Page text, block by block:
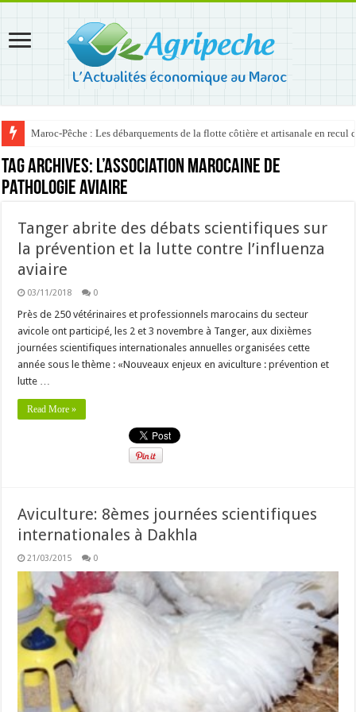
Maroc-Pêche : Les débarquements de la flotte côtière et artisanale en recul
Tag Archives: l’Association marocaine de
pathologie aviaire
Tanger abrite des débats scientifiques sur
la prévention et la lutte contre l’influenza
aviaire
03/11/2018 0
Près de 250 vétérinaires et professionnels marocains du secteur
avicole ont participé, les 2 et 3 novembre à Tanger, aux dixièmes
journées scientifiques internationales annuelles organisées cette
année sous le thème : «Nouveaux enjeux en aviculture : prévention et
lutte …
Read More »
Aviculture: 8èmes journées scientifiques
internationales à Dakhla
21/03/2015 0